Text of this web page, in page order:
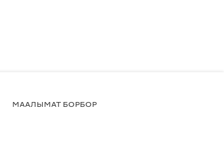
МААЛЫМАТ БОРБОР